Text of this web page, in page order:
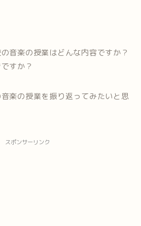
音楽の授業はどんな内容ですか？
すか？
楽の授業を振り返ってみたいと思
スポンサーリンク